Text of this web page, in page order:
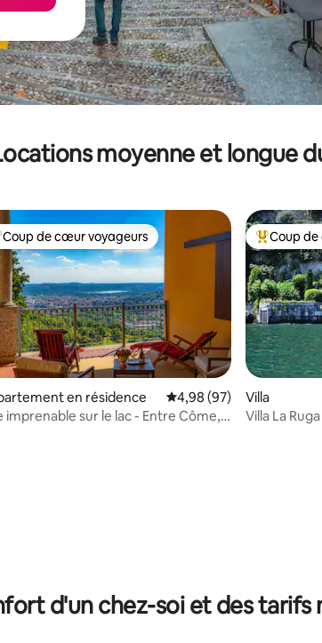
moyenne et longue
sur la base de 46 commentaires : 4,91 sur 5
de cœur voyageurs les plus appréciés
Coup de cœur voyageurs
en résidence Évaluation moyenne sur
4,98 (97)
imprenable sur le lac - Entre Côme,
Coups de
Coup
Villa
Villa La
d'un chez-soi et des tarifs